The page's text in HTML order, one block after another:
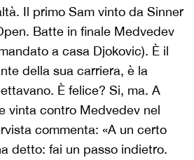
Il primo Sam vinto da Sinner
Batte in finale Medvedev
a casa Djokovic). È il
della sua carriera, è la
È felice? Si, ma. A
vinta contro Medvedev nel
commenta: «A un certo
detto: fai un passo indietro.